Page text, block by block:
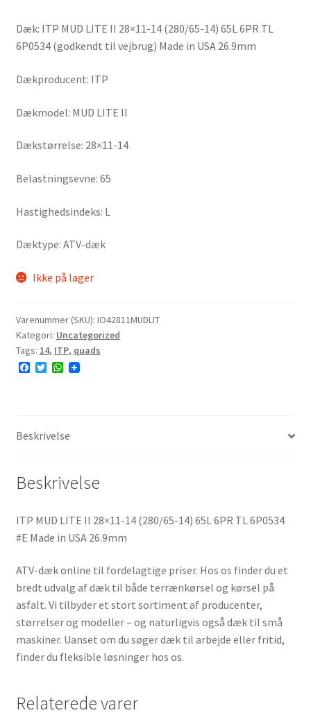
Dæk: ITP MUD LITE II 28×11-14 (280/65-14) 65L 6PR TL
6P0534 (godkendt til vejbrug) Made in USA 26.9mm
Dækproducent: ITP
Dækmodel: MUD LITE II
Dækstørrelse: 28×11-14
Belastningsevne: 65
Hastighedsindeks: L
Dæktype: ATV-dæk
Ikke på lager
Varenummer (SKU): IO42811MUDLIT
Kategori: Uncategorized
Tags: 14, ITP, quads
F
o
T
r
W
p
Beskrivelse
Beskrivelse
ITP MUD LITE II 28×11-14 (280/65-14) 65L 6PR TL 6P0534
#E Made in USA 26.9mm
ATV-dæk online til fordelagtige priser. Hos os finder du et
bredt udvalg af dæk til både terrænkørsel og kørsel på
asfalt. Vi tilbyder et stort sortiment af producenter,
størrelser og modeller – og naturligvis også dæk til små
maskiner. Uanset om du søger dæk til arbejde eller fritid,
finder du fleksible løsninger hos os.
Relaterede varer